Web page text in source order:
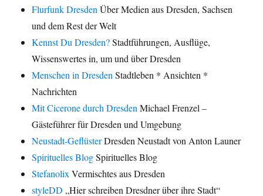
Flurfunk Dresden Über Medien aus Dresden, Sachsen
und dem Rest der Welt
Kennst Du Dresden?Stadtführungen, Ausflüge,
Wissenswertes in, um und über Dresden
Menschen in Dresden Stadtleben * Ansichten *
Nachrichten
Mit Cicerone durch Dresden Michael Frenzel –
Gästeführer für Dresden und Umgebung
Neustadt-GeflüsterDresden Neustadt von Anton Launer
Spirituelles BlogSpirituelles Blog
Stefanolix Vermischtes aus Dresden
styleDD „Hier schreiben Dresdner über ihre Stadt“